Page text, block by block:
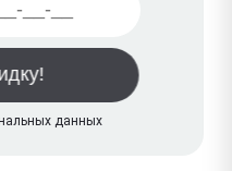
данных